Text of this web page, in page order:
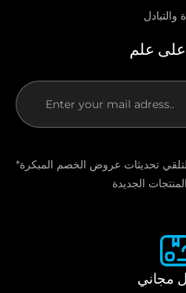
والتبادل
على علم
leave
*اشترك في النشرة الإخبارية لدينا لتلقي تحديثات عروض الخصم المبكرة
مجاني